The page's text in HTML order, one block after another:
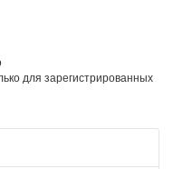
для зарегистрированных